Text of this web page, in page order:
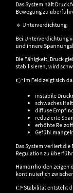
Das System hält
Bewegung zu
🔹 Unterverdichtung
Bei Unterverdichtung
und innere
Die Fähigkeit, Druck
stabilisieren, wird
👉 im Feld zeigt sich
instabile
schwaches
diffuse
reduzierte
erhöhte
Gefühl
Das System verliert
Regulation zu
Hämorrhoiden zeigen
kontinuierlich
👉 Stabilität entsteht